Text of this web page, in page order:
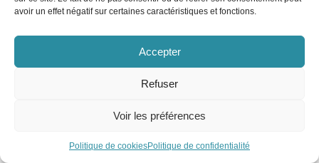
avoir un effet négatif sur certaines caractéristiques et fonctions.
Accepter
Refuser
Voir les préférences
Politique de cookiesPolitique de confidentialité
CDD
Randstad Consulting Poissy - 78